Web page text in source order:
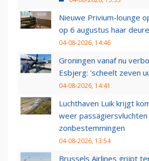
Nieuwe Privium-lounge
op 6 augustus haar
04-08-2026, 14:46
Groningen vanaf nu
Esbjerg: 'scheelt zeven
04-08-2026, 14:41
Luchthaven Luik krijgt
weer passagiersvluchten
zonbestemmingen
04-08-2026, 13:54
Brussels Airlines grijpt